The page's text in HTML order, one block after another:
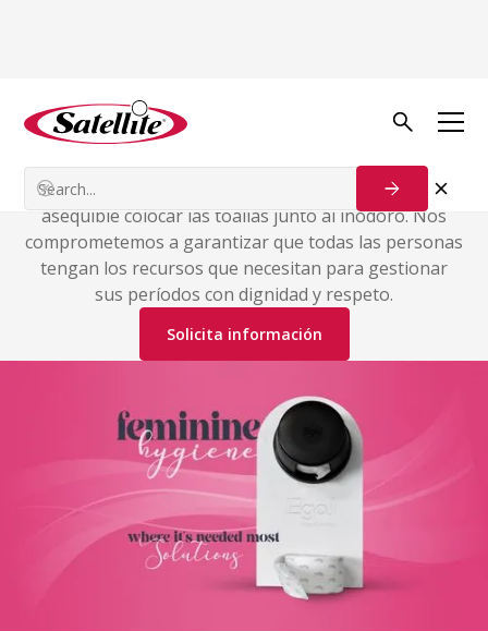
Satélite + EGAL
Almohadillas en rollo
Nuestro formato en rollo hace que sea fácil y
asequible colocar las toallas junto al inodoro. Nos
comprometemos a garantizar que todas las personas
tengan los recursos que necesitan para gestionar
sus períodos con dignidad y respeto.
Solicita información